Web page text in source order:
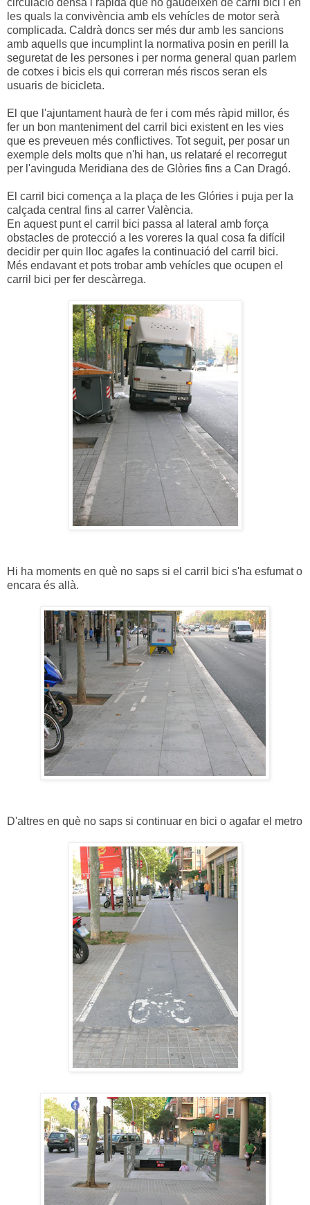
circulació densa i ràpida que no gaudeixen de carril bici i en
les quals la convivència amb els vehícles de motor serà
complicada. Caldrà doncs ser més dur amb les sancions
amb aquells que incumplint la normativa posin en perill la
seguretat de les persones i per norma general quan parlem
de cotxes i bicis els qui correran més riscos seran els
usuaris de bicicleta.
El que l'ajuntament haurà de fer i com més ràpid millor, és
fer un bon manteniment del carril bici existent en les vies
que es preveuen més conflictives. Tot seguit, per posar un
exemple dels molts que n'hi han, us relataré el recorregut
per l'avinguda Meridiana des de Glòries fins a Can Dragó.
El carril bici comença a la plaça de les Glóries i puja per la
calçada central fins al carrer València.
En aquest punt el carril bici passa al lateral amb força
obstacles de protecció a les voreres la qual cosa fa difícil
decidir per quin lloc agafes la continuació del carril bici.
Més endavant et pots trobar amb vehícles que ocupen el
carril bici per fer descàrrega.
Hi ha moments en què no saps si el carril bici s'ha esfumat o
encara és allà.
D'altres en què no saps si continuar en bici o agafar el metro